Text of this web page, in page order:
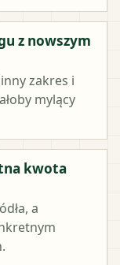
z nowszym
zakres i
mylący
kwota
a